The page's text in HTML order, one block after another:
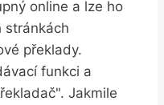
online a lze ho
stránkách
překlady.
funkci a
Jakmile